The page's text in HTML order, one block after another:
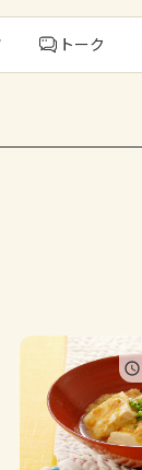
トーク